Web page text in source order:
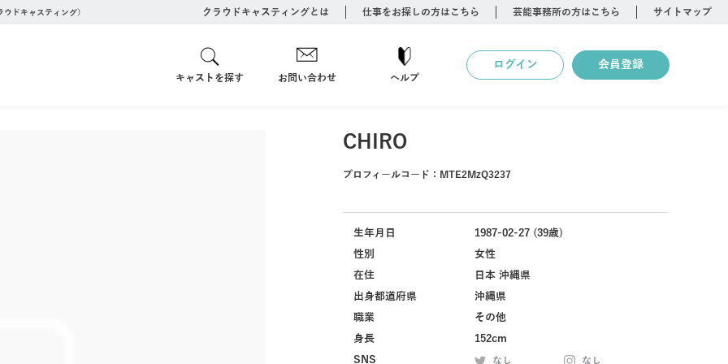
ドキャスティング） クラウドキャスティングとは 仕事をお探しの方はこちら 芸能事務所の方はこちら サイトマップ
キャストを探す お問い合わせ ヘルプ
ログイン 会員登録
CHIRO
プロフィールコード： MTE2MzQ3237
生年月日
1987-02-27 (39歳)
性別
女性
在住
日本 沖縄県
出身都道府県
沖縄県
職業
その他
身長
152cm
SNS
なし なし